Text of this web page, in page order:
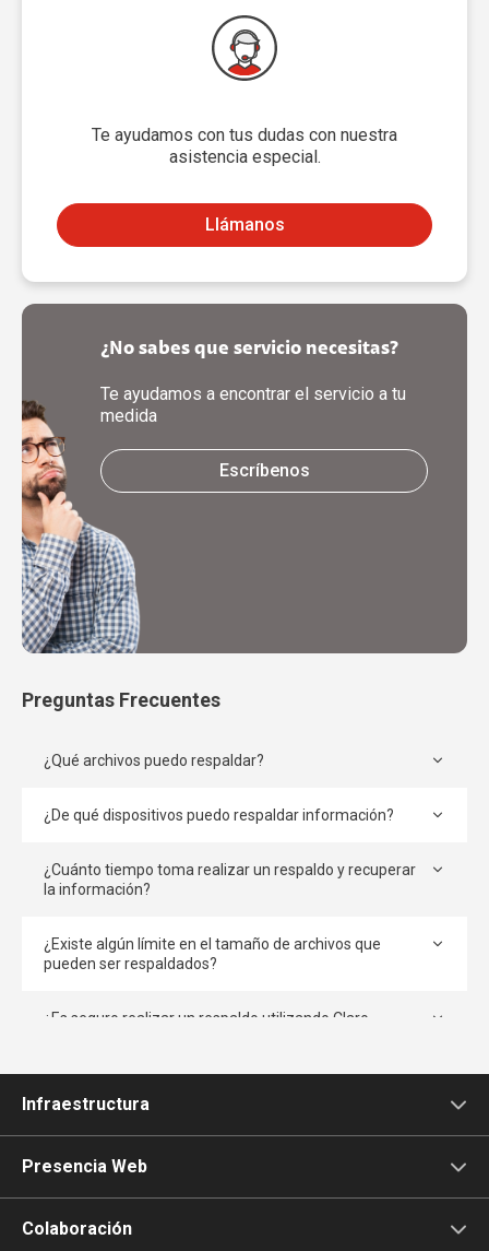
Te ayudamos con tus dudas con nuestra
asistencia especial.
Llámanos
¿No sabes que servicio necesitas?
Te ayudamos a encontrar el servicio a tu
medida
Escríbenos
Preguntas Frecuentes
¿Qué archivos puedo respaldar?
¿De qué dispositivos puedo respaldar información?
¿Cuánto tiempo toma realizar un respaldo y recuperar
la información?
¿Existe algún límite en el tamaño de archivos que
pueden ser respaldados?
¿Es seguro realizar un respaldo utilizando Claro
información?
¿Cómo puedo aumentar el espacio disponible para
Infraestructura
Claro Cloud Empresarial
Microsoft Azure
Presencia Web
Página Web / Tienda en línea
Colaboración